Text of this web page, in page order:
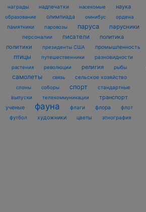
награды надпечатки насекомые наука
образование олимпиада омнибус ордена
памятники паровозы паруса парусники
персоналии писатели
политика
политики
президенты США промышленность
птицы путешественники разновидности
растения революции религия рыбы
самолеты связь сельское хозяйство
слоны соборы спорт
стандартные
выпуски
телекоммуникации транспорт
ученые фауна флаги флора
флот
футбол
художники цветы этнография